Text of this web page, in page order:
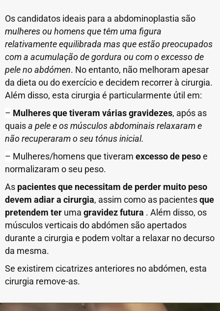
Os candidatos ideais para a abdominoplastia são
mulheres ou homens que têm uma figura
relativamente equilibrada mas que estão preocupados
com a acumulação de gordura ou com o excesso de
pele no abdómen. No entanto, não melhoram apesar
da dieta ou do exercício e decidem recorrer à cirurgia.
Além disso, esta cirurgia é particularmente útil em:
– Mulheres que tiveram várias gravidezes, após as
quaisa pele e os músculos abdominais relaxaram e
não recuperaram o seu tónus inicial.
– Mulheres/homens que tiveram excesso de pesoe
normalizaram o seu peso.
As pacientes que necessitam de perder muito peso
devem adiar a cirurgia, assim como as pacientesque
pretendem ter uma gravidez futura . Além disso, os
músculos verticais do abdómen são apertados
durante a cirurgia e podem voltar a relaxar no decurso
da mesma.
Se existirem cicatrizes anteriores no abdómen, esta
cirurgia remove-as.